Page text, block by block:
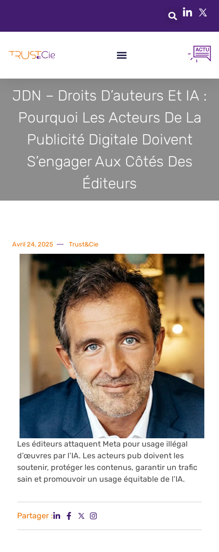
JDN – Droits D’auteurs Et IA :
Pourquoi Les Acteurs De La
Publicité Digitale Doivent
S’engager Aux Côtés Des
Éditeurs
Avril 24, 2025 Trust&Cie
Les éditeurs attaquent Meta pour usage illégal
d’œuvres par l’IA. Les acteurs pub doivent les
soutenir, protéger les contenus, garantir un trafic
sain et promouvoir un usage équitable de l’IA.
Partager :